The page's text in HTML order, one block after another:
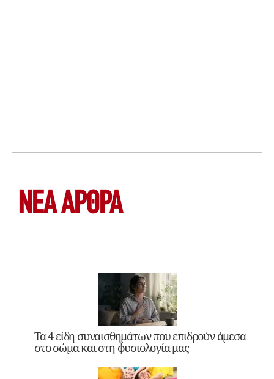
ΝΕΑ ΆΡΘΡΑ
Τα 4 είδη συναισθημάτων που επιδρούν άμεσα
στο σώμα και στη φυσιολογία μας